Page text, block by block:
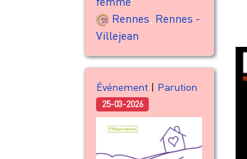
Rennes, Rennes -
Villejean
Événement | Parution
25-03-2026